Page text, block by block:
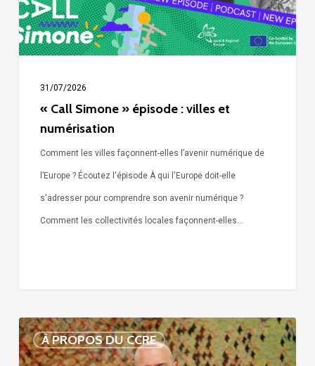
numérisation
31/07/2026
« Call Simone » épisode : villes et
numérisation
Comment les villes façonnent-elles l’avenir numérique de
l’Europe ? Écoutez l'épisode À qui l'Europe doit-elle
s'adresser pour comprendre son avenir numérique ?
Comment les collectivités locales façonnent-elles…
À PROPOS DU CCRE
Voix
de